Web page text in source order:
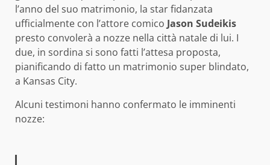
l’anno del suo matrimonio, la star fidanzata
ufficialmente con l’attore comico Jason Sudeikis
presto convolerà a nozze nella città natale di lui. I
due, in sordina si sono fatti l’attesa proposta,
pianificando di fatto un matrimonio super blindato,
a Kansas City.
Alcuni testimoni hanno confermato le imminenti
nozze: